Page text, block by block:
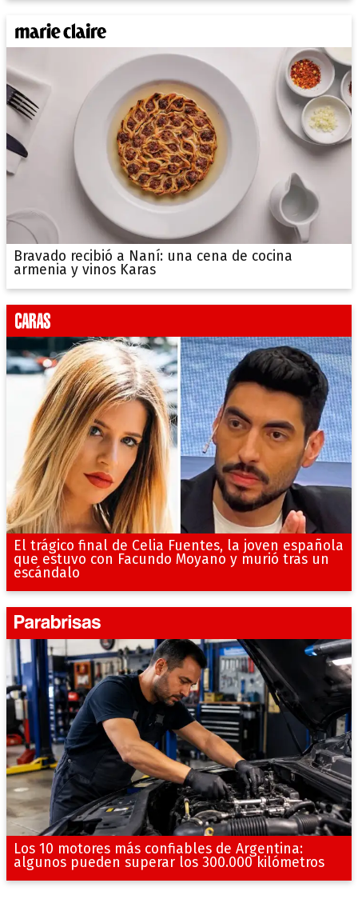
Bravado recibió a Naní: una cena de cocina
armenia y vinos Karas
El trágico final de Celia Fuentes, la joven española
que estuvo con Facundo Moyano y murió tras un
escándalo
Los 10 motores más confiables de Argentina:
algunos pueden superar los 300.000 kilómetros